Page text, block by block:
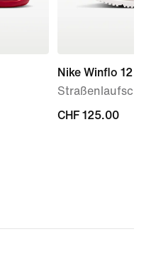
Nike Winflo 12
CHF 125.00
CHF 125.00